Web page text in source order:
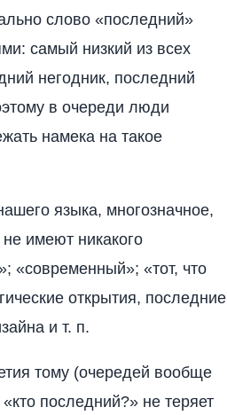
слово «последний»
самый низкий из всех
негодник, последний
в очереди люди
намека на такое
языка, многозначное,
имеют никакого
«современный»; «тот, что
открытия, последние
и т. п.
тому (очередей вообще
последний?» не теряет